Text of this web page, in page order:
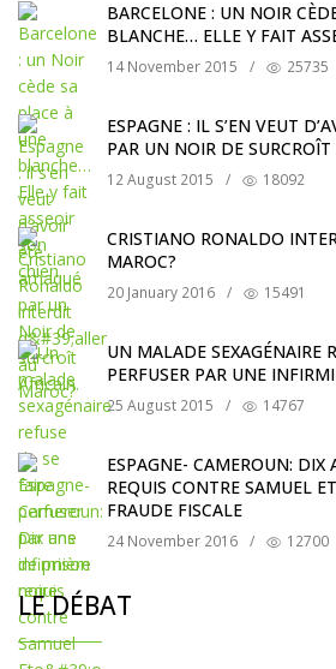
BARCELONE : UN NOIR
BLANCHE… ELLE Y FAIT
14 November 2015 / 25735
ESPAGNE : IL S’EN VEUT
PAR UN NOIR DE SURCROÎT
12 August 2015 / 18092
CRISTIANO RONALDO
MAROC?
20 January 2016 / 15491
UN MALADE SEXAGÉNAIRE
PERFUSER PAR UNE
25 August 2015 / 14767
ESPAGNE- CAMEROUN: DIX
REQUIS CONTRE SAMUEL
FRAUDE FISCALE
24 November 2016 / 12700
LE DÉBAT